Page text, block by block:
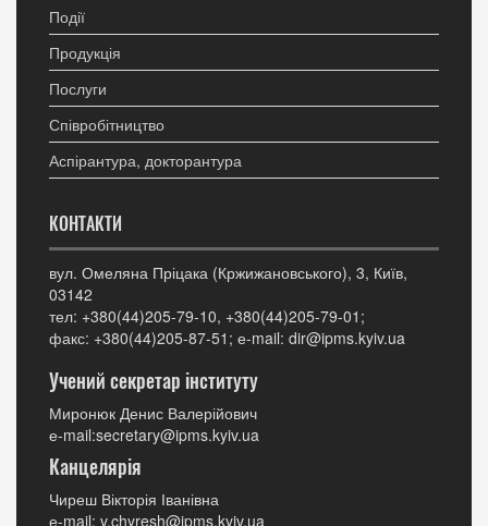
Події
Продукція
Послуги
Співробітництво
Аспірантура, докторантура
КОНТАКТИ
вул. Омеляна Пріцака (Кржижановського), 3, Київ,
03142
тел: +380(44)205-79-10, +380(44)205-79-01;
факс: +380(44)205-87-51; е-mail: dir@ipms.kyiv.ua
Учений секретар інституту
Миронюк Денис Валерійович
е-mail:secretary@ipms.kyiv.ua
Канцелярія
Чиреш Вікторія Іванівна
е-mail: v.chyresh@ipms.kyiv.ua